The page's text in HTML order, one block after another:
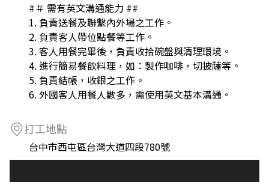
#＃ 需有英文溝通能力 ##
1. 負責送餐及聯繫內外場之工作。
2. 負責客人帶位點餐等工作。
3. 客人用餐完畢後，負責收拾碗盤與清理環境。
4. 進行簡易餐飲料理，如：製作咖啡，切披薩等。
5. 負責結帳，收銀之工作。
6. 外國客人用餐人數多，需使用英文基本溝通。
打工地點
台中市西屯區台灣大道四段780號